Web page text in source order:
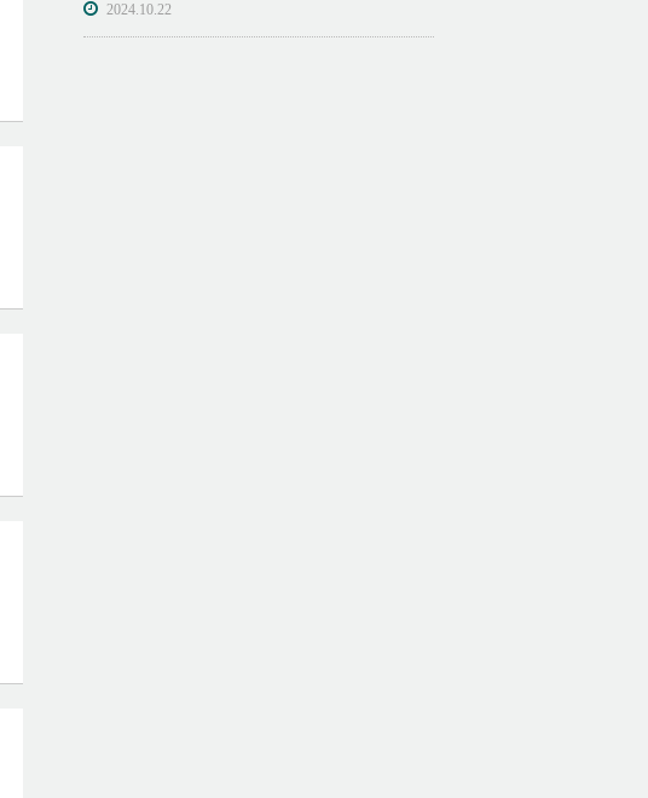
2024.10.22